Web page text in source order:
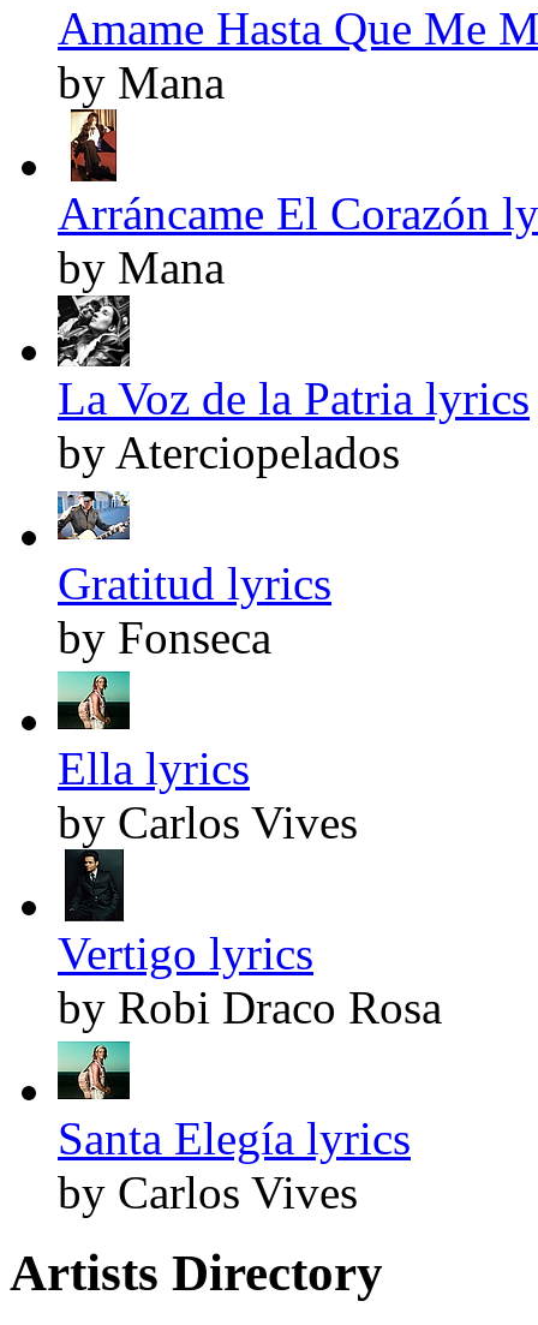
Amame Hasta Que Me
by Mana
Arráncame El Corazón
by Mana
La Voz de la Patria lyrics
by Aterciopelados
Gratitud lyrics
by Fonseca
Ella lyrics
by Carlos Vives
Vertigo lyrics
by Robi Draco Rosa
Santa Elegía lyrics
by Carlos Vives
Artists Directory